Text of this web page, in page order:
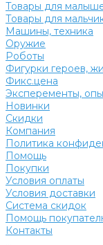
Товары для
Товары для
Машины, техника
Оружие
Роботы
Фигурки героев,
Фикс.цена
Эксперементы,
Новинки
Скидки
Компания
Политика
Помощь
Покупки
Условия оплаты
Условия доставки
Система скидок
Помощь
Контакты